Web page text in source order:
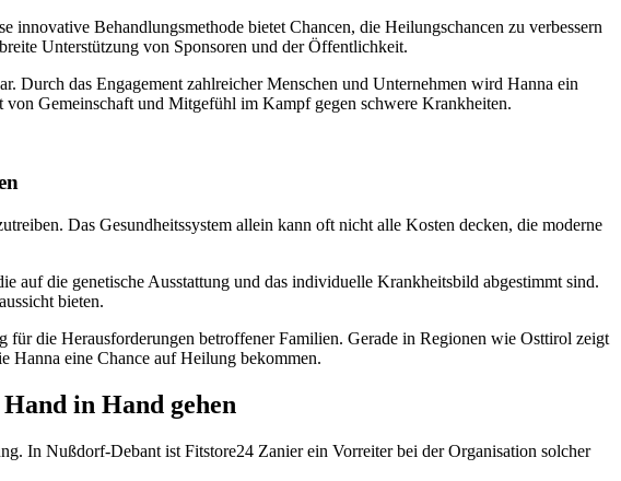
Behandlungsmethode bietet Chancen, die Heilungschancen zu verbessern
Unterstützung von Sponsoren und der Öffentlichkeit.
Durch das Engagement zahlreicher Menschen und Unternehmen wird Hanna ein
Gemeinschaft und Mitgefühl im Kampf gegen schwere Krankheiten.
Das Gesundheitssystem allein kann oft nicht alle Kosten decken, die moderne
auf die genetische Ausstattung und das individuelle Krankheitsbild abgestimmt sind.
bieten.
die Herausforderungen betroffener Familien. Gerade in Regionen wie Osttirol zeigt
Hanna eine Chance auf Heilung bekommen.
in Hand gehen
In Nußdorf-Debant ist Fitstore24 Zanier ein Vorreiter bei der Organisation solcher